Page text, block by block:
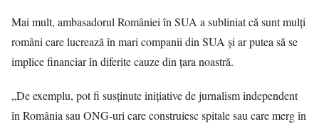
Mai mult, ambasadorul României în SUA a subliniat că sunt mulţi
români care lucrează în mari companii din SUA şi ar putea să se
implice financiar în diferite cauze din ţara noastră.
„De exemplu, pot fi susţinute iniţiative de jurnalism independent
în România sau ONG-uri care construiesc spitale sau care merg în